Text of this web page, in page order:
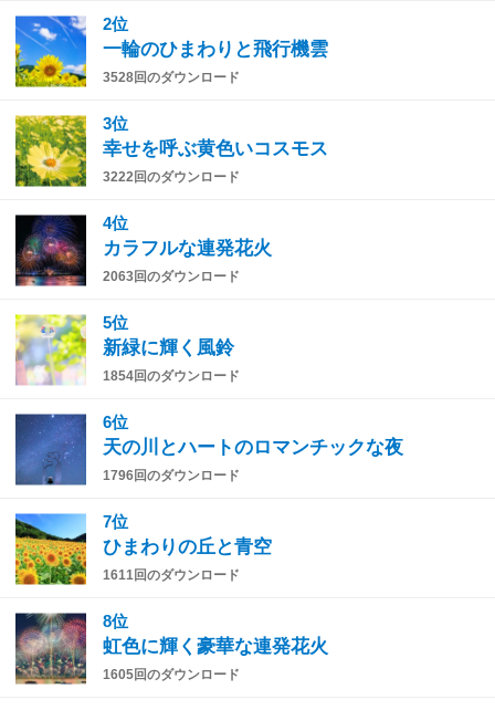
2位
一輪のひまわりと飛行機雲
3528回のダウンロード
3位
幸せを呼ぶ黄色いコスモス
3222回のダウンロード
4位
カラフルな連発花火
2063回のダウンロード
5位
新緑に輝く風鈴
1854回のダウンロード
6位
天の川とハートのロマンチックな夜
1796回のダウンロード
7位
ひまわりの丘と青空
1611回のダウンロード
8位
虹色に輝く豪華な連発花火
1605回のダウンロード